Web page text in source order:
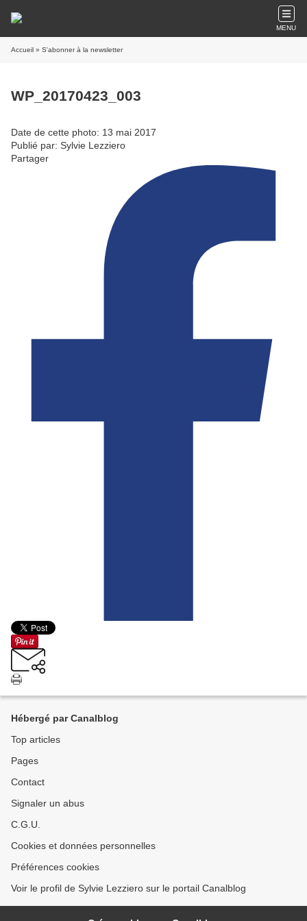
MENU
Accueil » S'abonner à la newsletter
WP_20170423_003
Date de cette photo: 13 mai 2017
Publié par: Sylvie Lezziero
Partager
Hébergé par Canalblog
Top articles
Pages
Contact
Signaler un abus
C.G.U.
Cookies et données personnelles
Préférences cookies
Voir le profil de Sylvie Lezziero sur le portail Canalblog